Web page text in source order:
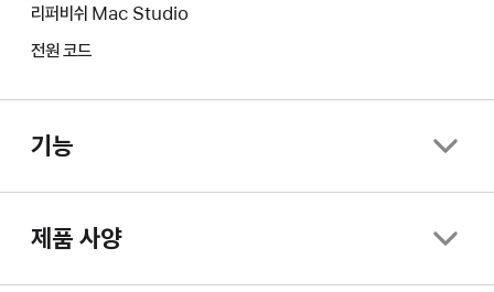
리퍼비쉬 Mac Studio
전원 코드
기능
제품 사양